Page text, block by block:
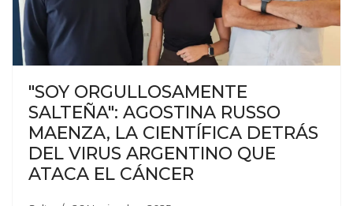
"SOY ORGULLOSAMENTE
SALTEÑA": AGOSTINA RUSSO
MAENZA, LA CIENTÍFICA DETRÁS
DEL VIRUS ARGENTINO QUE
ATACA EL CÁNCER